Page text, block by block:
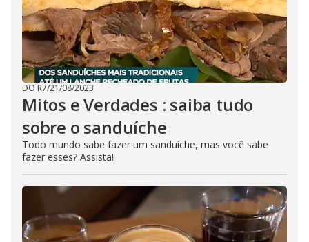
DO R7/21/08/2023
Mitos e Verdades : saiba tudo
sobre o sanduíche
Todo mundo sabe fazer um sanduíche, mas você sabe
fazer esses? Assista!